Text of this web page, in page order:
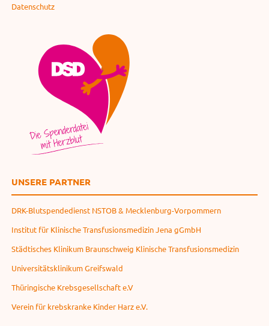
Datenschutz
UNSERE PARTNER
DRK-Blutspendedienst NSTOB & Mecklenburg-Vorpommern
Institut für Klinische Transfusionsmedizin Jena gGmbH
Städtisches Klinikum Braunschweig Klinische Transfusionsmedizin
Universitätsklinikum Greifswald
Thüringische Krebsgesellschaft e.V
Verein für krebskranke Kinder Harz e.V.